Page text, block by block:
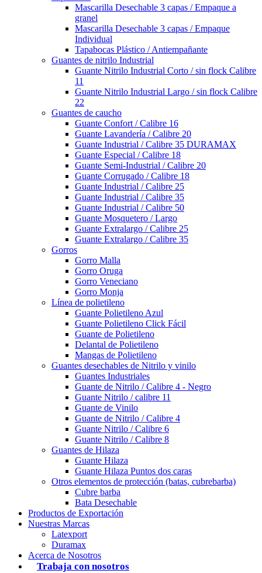
Mascarilla Desechable 3 capas / Empaque a
granel
Mascarilla Desechable 3 capas / Empaque
Individual
Tapabocas Plástico / Antiempañante
Guantes de nitrilo Industrial
Guante Nitrilo Industrial Corto / sin flock Calibre
11
Guante Nitrilo Industrial Largo / sin flock Calibre
22
Guantes de caucho
Guante Confort / Calibre 16
Guante Lavandería / Calibre 20
Guante Industrial / Calibre 35 DURAMAX
Guante Especial / Calibre 18
Guante Semi-Industrial / Calibre 20
Guante Corrugado / Calibre 18
Guante Industrial / Calibre 25
Guante Industrial / Calibre 35
Guante Industrial / Calibre 50
Guante Mosquetero / Largo
Guante Extralargo / Calibre 25
Guante Extralargo / Calibre 35
Gorros
Gorro Malla
Gorro Oruga
Gorro Veneciano
Gorro Monja
Línea de polietileno
Guante Polietileno Azul
Guante Polietileno Click Fácil
Guante de Polietileno
Delantal de Polietileno
Mangas de Polietileno
Guantes desechables de Nitrilo y vinilo
Guantes Industriales
Guante de Nitrilo / Calibre 4 - Negro
Guante Nitrilo / calibre 11
Guante de Vinilo
Guante de Nitrilo / Calibre 4
Guante Nitrilo / Calibre 6
Guante Nitrilo / Calibre 8
Guantes de Hilaza
Guante Hilaza
Guante Hilaza Puntos dos caras
Otros elementos de protección (batas, cubrebarba)
Cubre barba
Bata Desechable
Productos de Exportación
Nuestras Marcas
Latexport
Duramax
Acerca de Nosotros
Trabaja con nosotros